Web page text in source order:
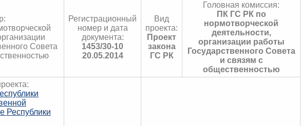
Совета
Регистрационный
номер и дата
документа:
1453/30-10
20.05.2014
Вид
проекта:
Проект
закона
ГС РК
Головная комиссия:
ПК ГС РК по
нормотворческой
деятельности,
организации работы
Государственного Совета
и связям с
общественностью
Республики